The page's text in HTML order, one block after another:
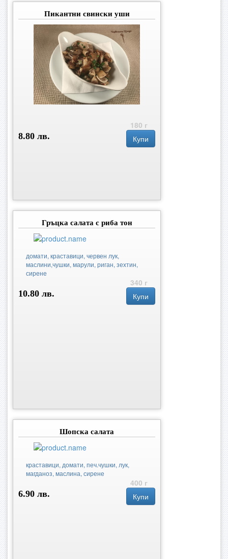
Пикантни свински уши
180 г
8.80 лв.
Купи
Гръцка салата с риба тон
домати, краставици, червен лук,
маслини,чушки, марули, риган, зехтин,
сирене
340 г
10.80 лв.
Купи
Шопска салата
краставици, домати, печ.чушки, лук,
магданоз, маслина, сирене
400 г
6.90 лв.
Купи